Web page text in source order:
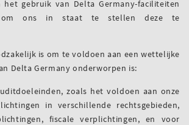
gebruik van Delta Germany-faciliteiten
om ons in staat te stellen deze te
is om te voldoen aan een wettelijke
Delta Germany onderworpen is:
zoals het voldoen aan onze
in verschillende rechtsgebieden,
fiscale verplichtingen, en voor